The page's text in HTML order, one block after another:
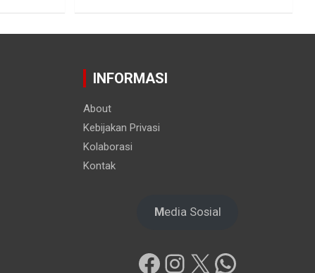
INFORMASI
About
Kebijakan Privasi
Kolaborasi
Kontak
Media Sosial
Facebook
Instagram
X